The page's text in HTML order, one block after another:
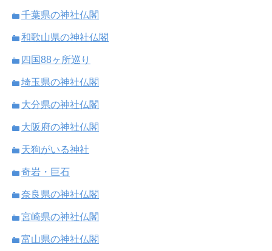
千葉県の神社仏閣
和歌山県の神社仏閣
四国88ヶ所巡り
埼玉県の神社仏閣
大分県の神社仏閣
大阪府の神社仏閣
天狗がいる神社
奇岩・巨石
奈良県の神社仏閣
宮崎県の神社仏閣
富山県の神社仏閣